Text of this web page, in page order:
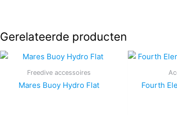
Gerelateerde producten
Freedive accessoires
Mares Buoy Hydro Flat
Fourth